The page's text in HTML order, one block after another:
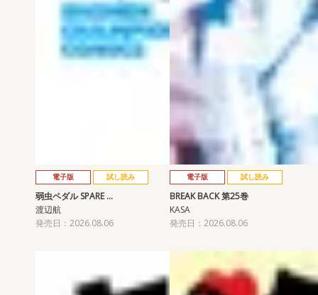
電子版 試し読み
弱虫ペダル SPARE …
渡辺航
発売日：2026.08.06
電子版 試し読み
BREAK BACK 第25巻
KASA
発売日：2026.08.06